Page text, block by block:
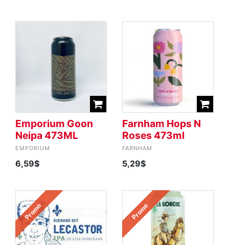
Emporium Goon
Neipa 473ML
EMPORIUM
6,59$
Farnham Hops N
Roses 473ml
FARNHAM
5,29$
Promo Promo